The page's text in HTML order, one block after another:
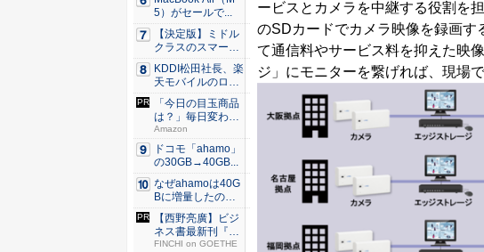
ービスとカメラを中継する役割を
のSDカードでカメラ映像を録画
て通信料やサービス料を抑えた映
ジ」にモニターを繋げれば、現場
5）がセールで...
【決定版】ミドル
クラスのスマート
フォンの...
KDDI松田社長、楽
天モバイルのロー
ミン...
「今日の目玉商品
は？」毎日変わる
Amaz...
Amazon
ドコモ「ahamo」
の30GB→40GB...
なぜahamoは40G
Bに増量したの
か ...
【西野亮廣】ビジ
ネス書最新刊『北
極星 僕...
FINCHI on GOETHE